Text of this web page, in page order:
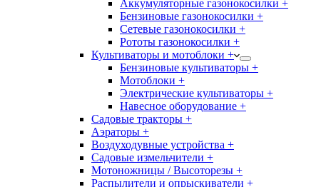
Аккумуляторные газонокосилки +
Бензиновые газонокосилки +
Сетевые газонокосилки +
Рототы газонокосилки +
Культиваторы и мотоблоки +
Бензиновые культиваторы +
Мотоблоки +
Электрические культиваторы +
Навесное оборудование +
Садовые тракторы +
Аэраторы +
Воздуходувные устройства +
Садовые измельчители +
Мотоножницы / Высоторезы +
Распылители и опрыскиватели +